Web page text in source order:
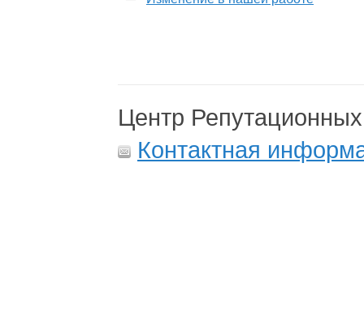
Центр
Контактная